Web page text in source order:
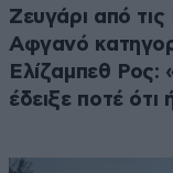
Ζευγάρι από
Αφγανό
Ελίζαμπεθ Ρος:
έδειξε ποτέ ότι